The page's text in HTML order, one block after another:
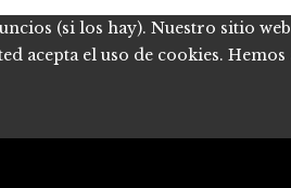
(si los hay). Nuestro sitio
acepta el uso de cookies.